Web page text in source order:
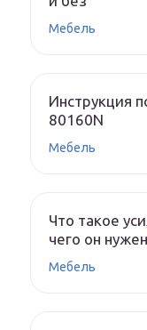
Мебель
Инструкция
80160N
Мебель
Что такое
чего он нужен
Мебель